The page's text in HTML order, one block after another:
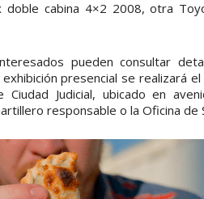
doble cabina 4×2 2008, otra
pueden consultar
exhibición presencial se realizará
Judicial, ubicado en
responsable o la Oficina de